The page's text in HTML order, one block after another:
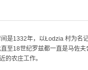
是1332年，以Łodzia 村为名
至18世纪罗兹都一直是马佐
的农庄工作。